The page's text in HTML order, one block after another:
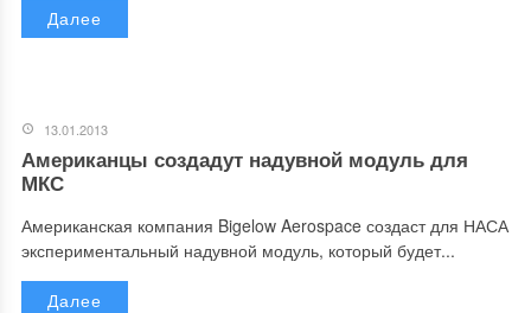
Далее
13.01.2013
Американцы создадут надувной модуль для
МКС
Американская компания Bigelow Aerospace создаст для НАСА
экспериментальный надувной модуль, который будет...
Далее